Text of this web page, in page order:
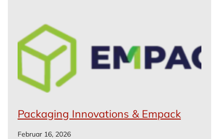
Packaging Innovations & Empack
Februar 16, 2026